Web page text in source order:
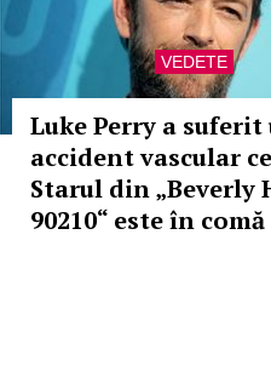
VEDETE
Luke Perry a suferit
accident vascular
Starul din „Beverly
90210“ este în comă